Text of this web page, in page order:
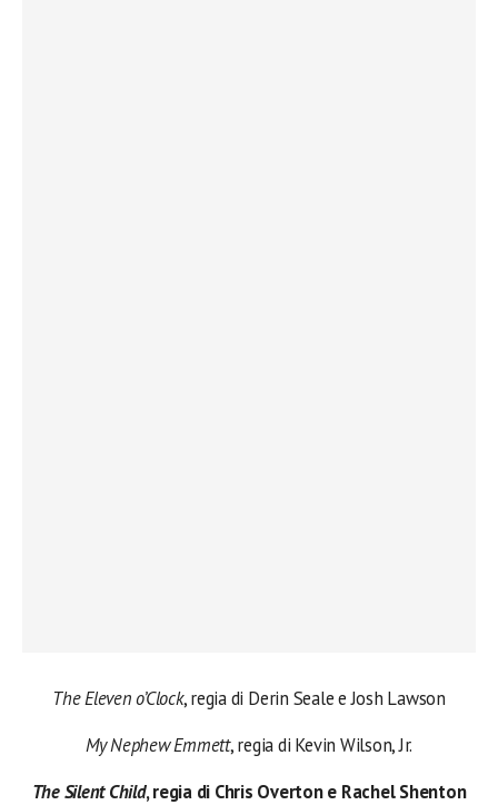
The Eleven o’Clock, regia di Derin Seale e Josh Lawson
My Nephew Emmett, regia di Kevin Wilson, Jr.
The Silent Child, regia di Chris Overton e Rachel Shenton